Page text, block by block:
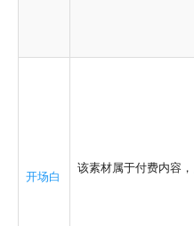
开场白
该素材属于付费内容，